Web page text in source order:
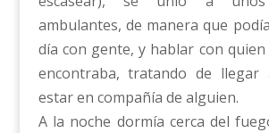
ambulantes, de manera que
día con gente, y hablar con
encontraba, tratando de
estar en compañía de alguien.
A la noche dormía cerca del